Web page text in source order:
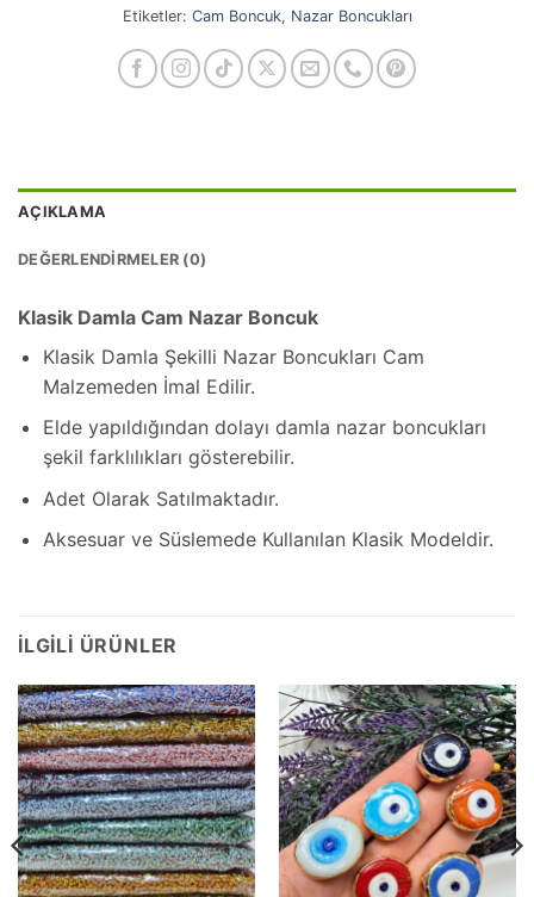
Etiketler: Cam Boncuk, Nazar Boncukları
AÇIKLAMA
DEĞERLENDIRMELER (0)
Klasik Damla Cam Nazar Boncuk
Klasik Damla Şekilli Nazar Boncukları Cam
Malzemeden İmal Edilir.
Elde yapıldığından dolayı damla nazar boncukları
şekil farklılıkları gösterebilir.
Adet Olarak Satılmaktadır.
Aksesuar ve Süslemede Kullanılan Klasik Modeldir.
İLGILI ÜRÜNLER